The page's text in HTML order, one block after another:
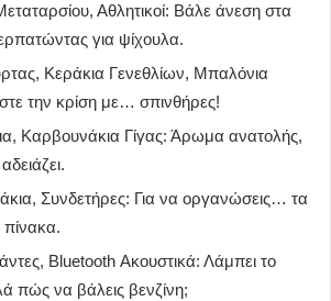
Αθλητικοί: Βάλε άνεση στα
για ψίχουλα.
Κεράκια Γενεθλίων, Μπαλόνια
την κρίση με… σπινθήρες!
Καρβουνάκια Γίγας: Άρωμα ανατολής,
Συνδετήρες: Για να οργανώσεις… τα
Bluetooth Ακουστικά: Λάμπει το
πώς να βάλεις βενζίνη;